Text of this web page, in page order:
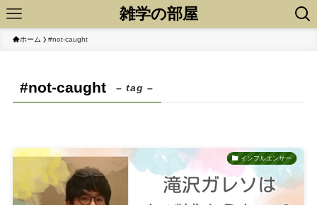
雑学の部屋
ホーム #not-caught
#not-caught – tag –
インフルエンサー